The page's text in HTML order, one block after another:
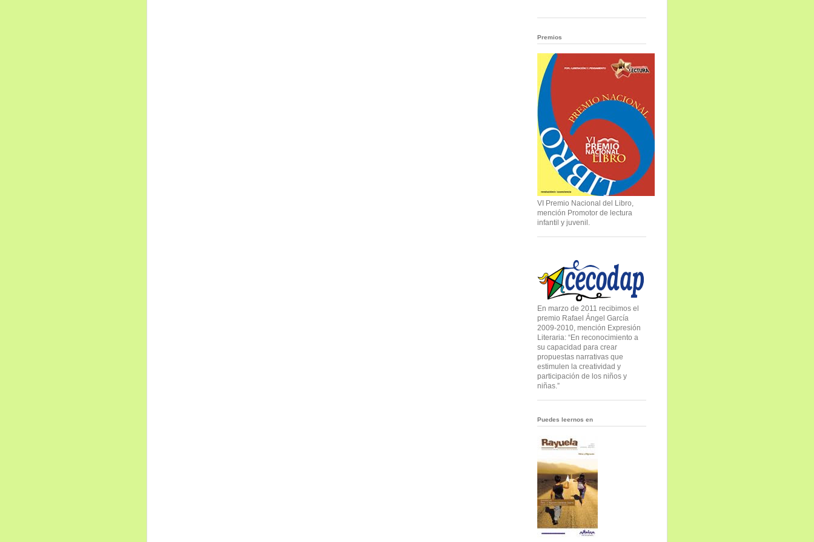
Premios
VI Premio Nacional del Libro,
mención Promotor de lectura
infantil y juvenil.
En marzo de 2011 recibimos el
premio Rafael Ángel García
2009-2010, mención Expresión
Literaria: “En reconocimiento a
su capacidad para crear
propuestas narrativas que
estimulen la creatividad y
participación de los niños y
niñas.”
Puedes leernos en